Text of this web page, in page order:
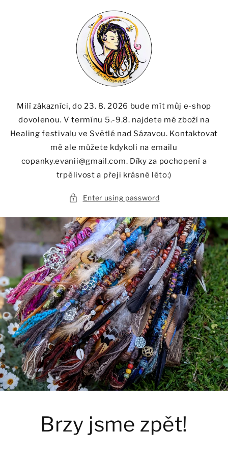
Milí zákazníci, do 23. 8. 2026 bude mít můj e-shop
dovolenou. V termínu 5.-9.8. najdete mé zboží na
Healing festivalu ve Světlé nad Sázavou. Kontaktovat
mě ale můžete kdykoli na emailu
copanky.evanii@gmail.com. Díky za pochopení a
trpělivost a přeji krásné léto:)
Enter using password
Brzy jsme zpět!